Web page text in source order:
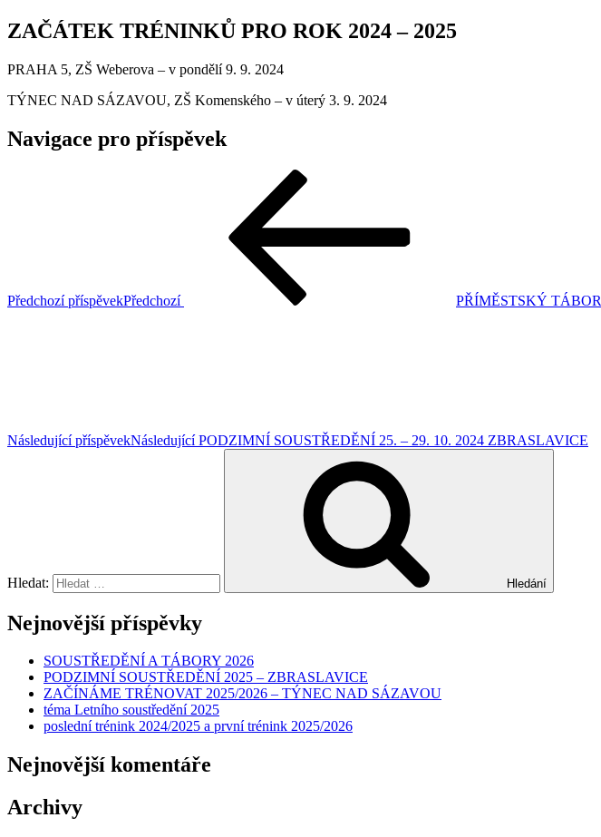
ZAČÁTEK TRÉNINKŮ PRO ROK 2024 – 2025
PRAHA 5, ZŠ Weberova – v pondělí 9. 9. 2024
TÝNEC NAD SÁZAVOU, ZŠ Komenského – v úterý 3. 9. 2024
Navigace pro příspěvek
Předchozí příspěvekPředchozí PŘÍMĚSTSKÝ TÁBOR
Následující příspěvekNásledující PODZIMNÍ SOUSTŘEDĚNÍ 25. – 29. 10. 2024 ZBRASLAVICE
Hledat: Hledání
Nejnovější příspěvky
SOUSTŘEDĚNÍ A TÁBORY 2026
PODZIMNÍ SOUSTŘEDĚNÍ 2025 – ZBRASLAVICE
ZAČÍNÁME TRÉNOVAT 2025/2026 – TÝNEC NAD SÁZAVOU
téma Letního soustředění 2025
poslední trénink 2024/2025 a první trénink 2025/2026
Nejnovější komentáře
Archivy